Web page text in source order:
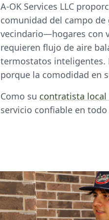
A-OK Services LLC
comunidad del campo de
vecindario—hogares con
requieren flujo de aire
termostatos inteligentes.
porque la comodidad en
Como su contratista local
servicio confiable en